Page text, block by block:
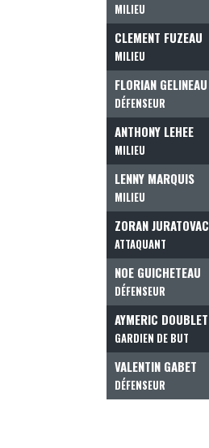
MILIEU
CLEMENT FUZEAU
MILIEU
FLORIAN GELINEAU
DÉFENSEUR
ANTHONY LEHEE
MILIEU
LENNY MARQUIS
MILIEU
ZORAN JURATOVAC
ATTAQUANT
NOE GUICHETEAU
DÉFENSEUR
AYMERIC DOUBLET
GARDIEN DE BUT
VALENTIN GABET
DÉFENSEUR